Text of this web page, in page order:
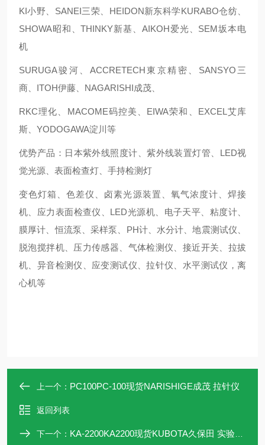
KI小野、SANEI三荣、HEIDON新东科学KURABO仓纺、
SHOWA昭和、THINKY新基、AIKOH爱光、SEM坂本电
机
SURUGA骏河、ACCRETECH東京精密、SANSYO三
商、ITOH伊藤、NAGARISHI成茂、
RKC理化、MACOME码控美、EIWA荣和、EXCEL艾库
斯、YODOGAWA淀川等
优势产品：日本紫外线照度计、紫外线装置灯管、LED视
觉光源、表面检查灯、手持检测灯
变色灯箱、色差仪、卤素光源装置、氧气浓度计、焊接
机、应力表面检查仪、LED光源机、电子天平、粘度计、
膜厚计、恒流泵、采样泵、PH计、水分计、地震测试仪、
脱泡搅拌机、压力传感器、气体检测仪、接近开关、拉拔
机、异音检测仪、应变测试仪、拉针仪、水平测试仪，离
心机等
上一个： PC100PC-100现货NARISHIGE成茂 拉针仪
返回列表
下一个： KA-2200KA2200现货KUBOTA久保田 实验离心机